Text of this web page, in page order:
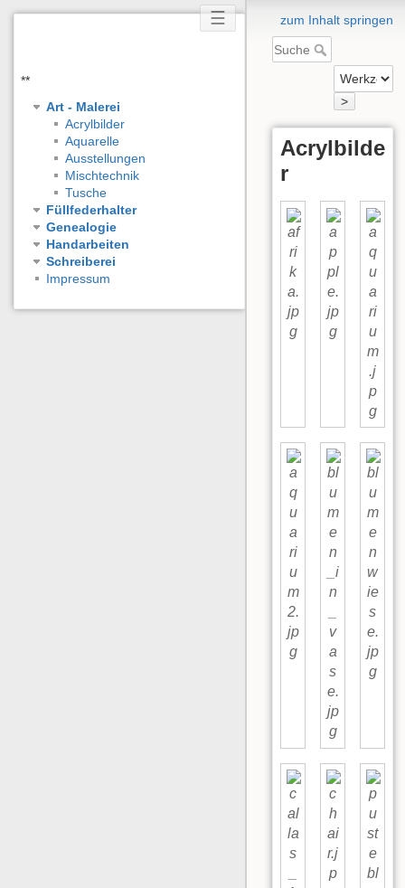
☰
**
Art - Malerei
Acrylbilder
Aquarelle
Ausstellungen
Mischtechnik
Tusche
Füllfederhalter
Genealogie
Handarbeiten
Schreiberei
Impressum
zum Inhalt springen
>
Acrylbilde
r